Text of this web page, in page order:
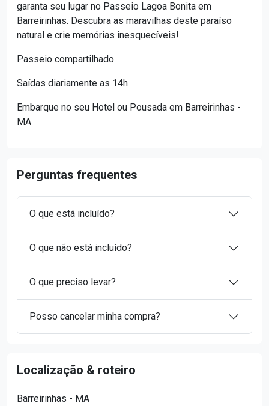
garanta seu lugar no Passeio Lagoa Bonita em
Barreirinhas. Descubra as maravilhas deste paraíso
natural e crie memórias inesquecíveis!
Passeio compartilhado
Saídas diariamente as 14h
Embarque no seu Hotel ou Pousada em Barreirinhas -
MA
Perguntas frequentes
O que está incluído?
O que não está incluído?
O que preciso levar?
Posso cancelar minha compra?
Localização & roteiro
Barreirinhas - MA